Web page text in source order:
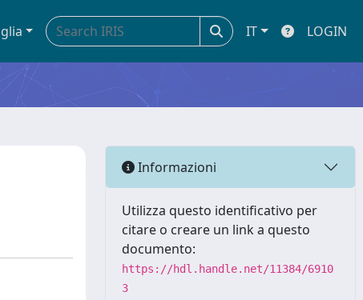
IT LOGIN
Informazioni
Utilizza questo identificativo per
citare o creare un link a questo
documento:
https://hdl.handle.net/11384/6910
3